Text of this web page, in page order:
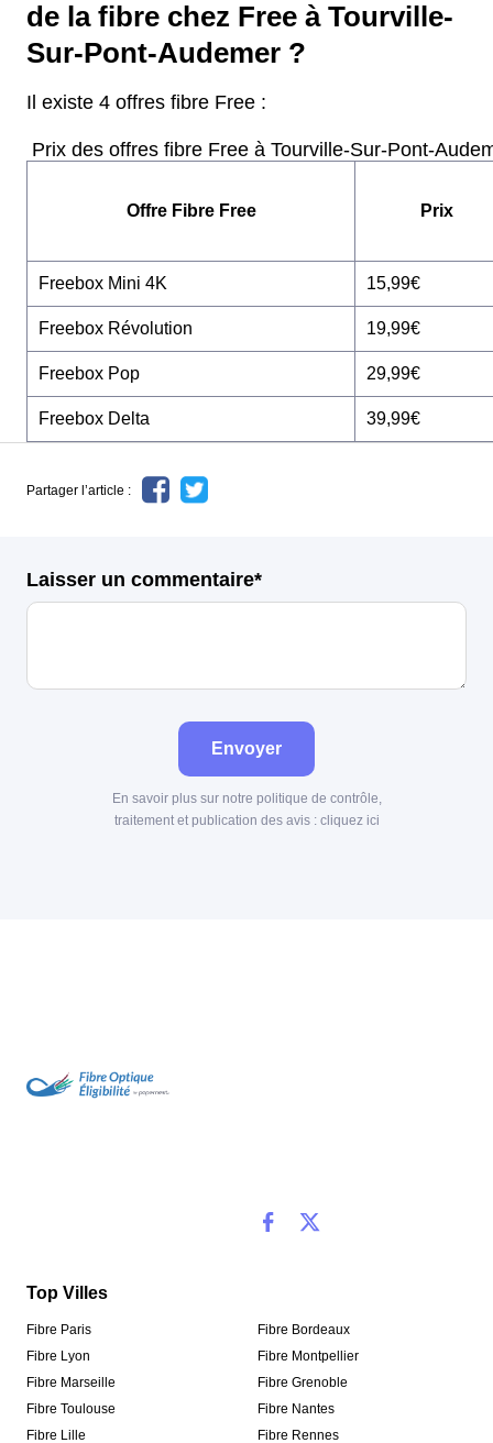
de la fibre chez Free à Tourville-
Sur-Pont-Audemer ?
Il existe 4 offres fibre Free :
Prix des offres fibre Free à Tourville-Sur-Pont-
Offre Fibre Free Prix
Freebox Mini 4K 15,99€
Freebox Révolution 19,99€
Freebox Pop 29,99€
Freebox Delta 39,99€
Partager l’article :
Laisser un commentaire*
Envoyer
En savoir plus sur notre politique de contrôle,
traitement et publication des avis : cliquez ici
Top Villes
Fibre Paris
Fibre Lyon
Fibre Marseille
Fibre Toulouse
Fibre Lille
Fibre Bordeaux
Fibre Montpellier
Fibre Grenoble
Fibre Nantes
Fibre Rennes